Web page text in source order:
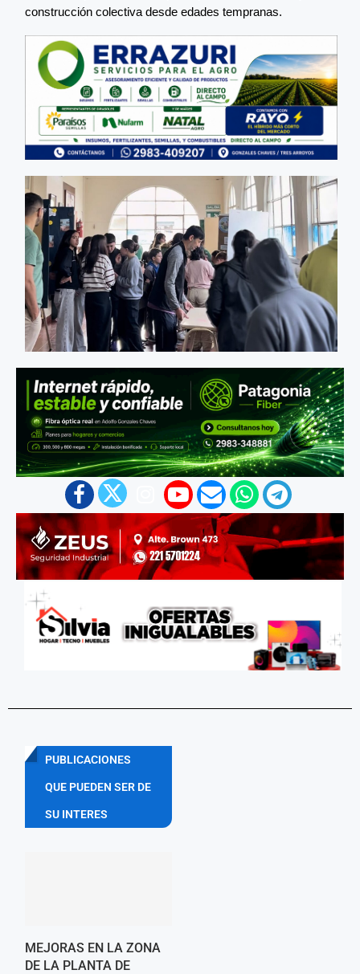
construcción colectiva desde edades tempranas.
PUBLICACIONES
QUE PUEDEN SER DE
SU INTERES
MEJORAS EN LA ZONA
DE LA PLANTA DE